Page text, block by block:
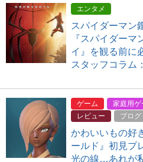
エンタメ
スパイダーマン
『スパイダー
イ』を観る前に
スタッフコラム
ゲーム 家庭用ゲ
レビュー
ブログ
かわいいもの好
ールド』初見プ
光の線…あれが